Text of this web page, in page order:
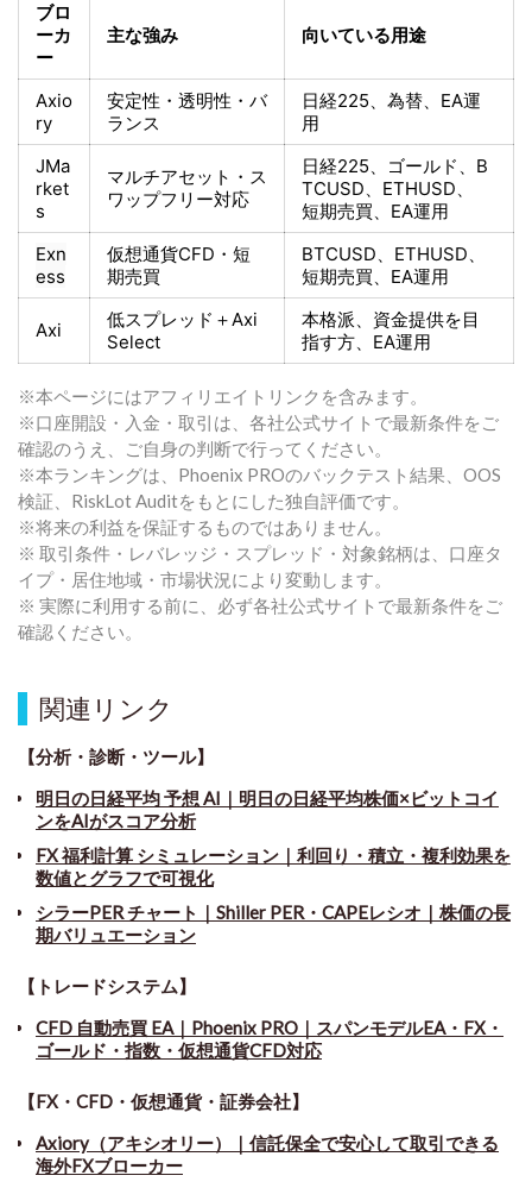
ブロ
ーカ
ー
主な強み 向いている用途
Axio
ry
安定性・透明性・バ
ランス
日経225、為替、EA運
用
JMa
rket
s
マルチアセット・ス
ワップフリー対応
日経225、ゴールド、 B
TCUSD、ETHUSD、
短期売買、EA運用
Exn
ess
仮想通貨CFD・短
期売買
BTCUSD、ETHUSD、
短期売買、EA運用
Axi 低スプレッド＋Axi
Select
本格派、資金提供を目
指す方、EA運用
※本ページにはアフィリエイトリンクを含みます。
※口座開設・入金・取引は、各社公式サイトで最新条件をご
確認のうえ、ご自身の判断で行ってください。
※本ランキングは、Phoenix PROのバックテスト結果、OOS
検証、RiskLot Auditをもとにした独自評価です。
※将来の利益を保証するものではありません。
※ 取引条件・レバレッジ・スプレッド・対象銘柄は、口座タ
イプ・居住地域・市場状況により変動します。
※ 実際に利用する前に、必ず各社公式サイトで最新条件をご
確認ください。
関連リンク
【分析・診断・ツール】
明日の日経平均 予想 AI｜明日の日経平均株価×ビットコイ
ンをAIがスコア分析
FX 福利計算 シミュレーション｜利回り・積立・複利効果を
数値とグラフで可視化
シラーPER チャート ｜ Shiller PER・CAPEレシオ｜株価の長
期バリュエーション
【トレードシステム】
CFD 自動売買 EA｜Phoenix PRO｜スパンモデルEA・FX・
ゴールド・指数・仮想通貨CFD対応
【FX・CFD・仮想通貨・証券会社】
Axiory（アキシオリー）｜信託保全で安心して取引できる
海外FXブローカー